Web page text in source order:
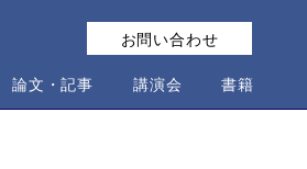
論文・記事 講演会 書籍
お問い合わせ